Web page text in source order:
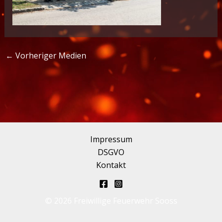
← Vorheriger Medien
Impressum
DSGVO
Kontakt